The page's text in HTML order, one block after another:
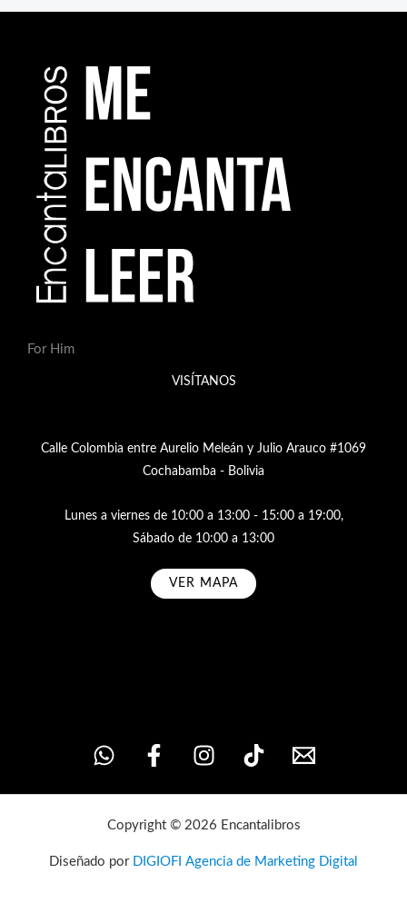
For Him
VISÍTANOS
Calle Colombia entre Aurelio Meleán y Julio Arauco #1069
Cochabamba - Bolivia
Lunes a viernes de 10:00 a 13:00 - 15:00 a 19:00,
Sábado de 10:00 a 13:00
VER MAPA
Copyright © 2026 Encantalibros
Diseñado por DIGIOFI Agencia de Marketing Digital